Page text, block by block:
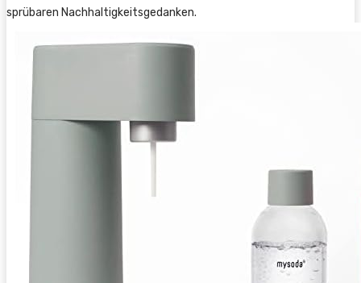
sprübaren Nachhaltigkeitsgedanken.